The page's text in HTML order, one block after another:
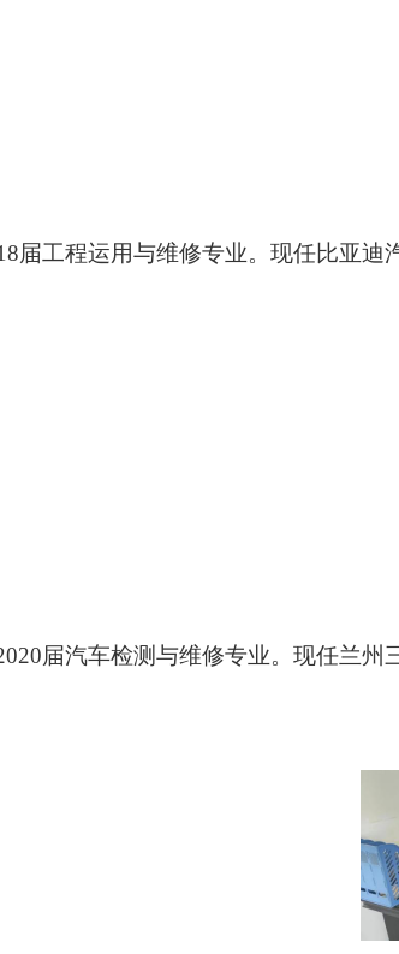
届工程运用与维修专业。现任比亚迪
届汽车检测与维修专业。现任兰州